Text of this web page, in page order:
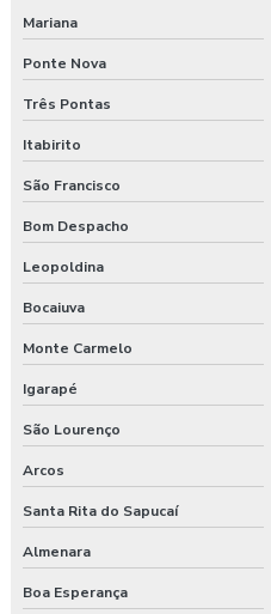
Mariana
Ponte Nova
Três Pontas
Itabirito
São Francisco
Bom Despacho
Leopoldina
Bocaiuva
Monte Carmelo
Igarapé
São Lourenço
Arcos
Santa Rita do Sapucaí
Almenara
Boa Esperança